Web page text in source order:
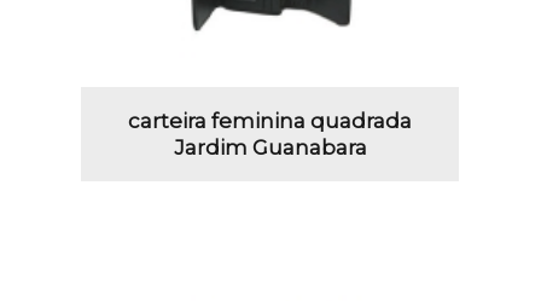
carteira feminina quadrada
Jardim Guanabara